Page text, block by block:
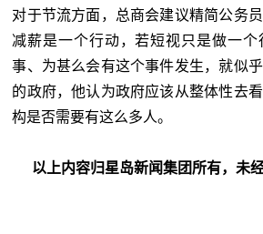
对于节流方面，总商会建议精简公务
减薪是一个行动，若短视只是做一
事、为甚么会有这个事件发生，就似
的政府，他认为政府应该从整体性去
构是否需要有这么多人。
以上内容归星岛新闻集团所有，未